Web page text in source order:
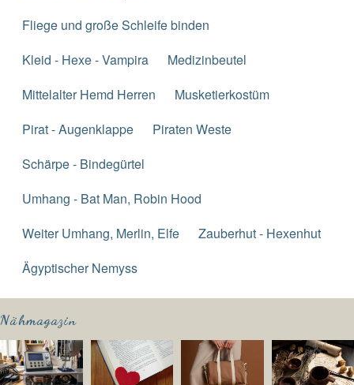
Fliege und große Schleife binden
Kleid - Hexe - Vampira
Medizinbeutel
Mittelalter Hemd Herren
Musketierkostüm
Pirat - Augenklappe
Piraten Weste
Schärpe - Bindegürtel
Umhang - Bat Man, Robin Hood
Weiter Umhang, Merlin, Elfe
Zauberhut - Hexenhut
Ägyptischer Nemyss
Nähmagazin